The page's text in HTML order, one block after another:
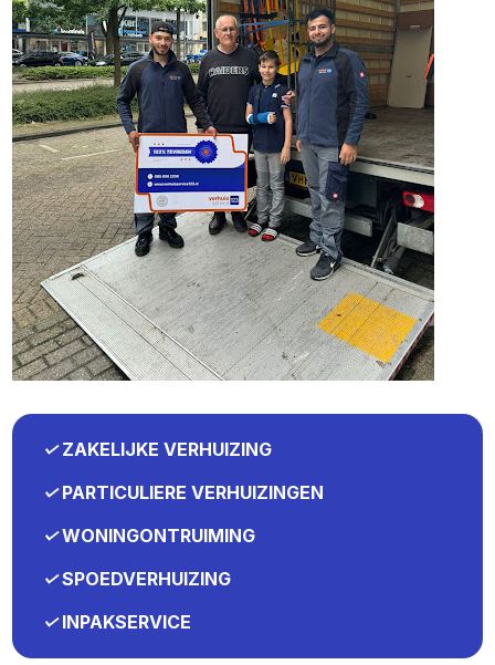
✓ZAKELIJKE VERHUIZING
✓PARTICULIERE VERHUIZINGEN
✓WONINGONTRUIMING
✓SPOEDVERHUIZING
✓INPAKSERVICE